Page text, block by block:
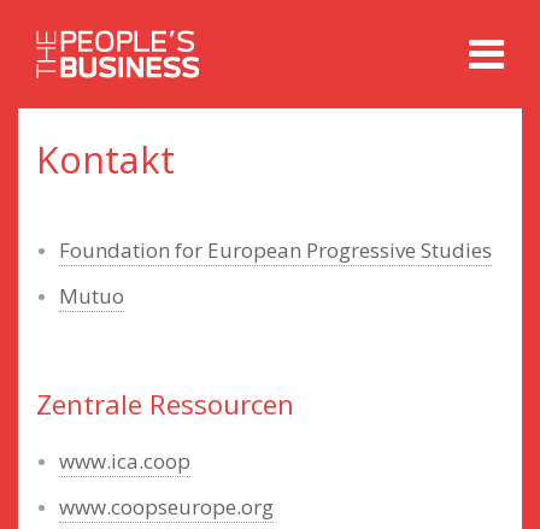
Zum
Inhalt
wechseln
Zum
Hauptmenü
springen
Kontakt
Foundation for European Progressive Studies
Mutuo
Zentrale Ressourcen
www.ica.coop
www.coopseurope.org